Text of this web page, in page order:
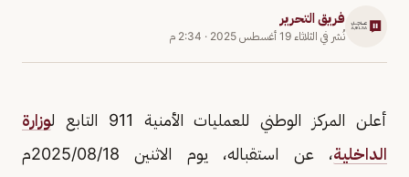
فريق التحرير
نُشر في الثلاثاء 19 أغسطس 2025 · 2:34 م
أعلن المركز الوطني للعمليات الأمنية 911 التابع ل
وزارة
الداخلية
، عن استقباله، يوم الاثنين 2025/08/18م